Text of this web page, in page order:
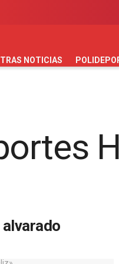
NOTICIAS
alvarado